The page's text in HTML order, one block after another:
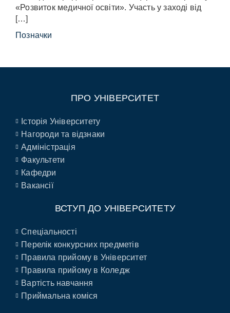
«Розвиток медичної освіти». Участь у заході від
[…]
Позначки
ПРО УНІВЕРСИТЕТ
Історія Університету
Нагороди та відзнаки
Адміністрація
Факультети
Кафедри
Вакансії
ВСТУП ДО УНІВЕРСИТЕТУ
Спеціальності
Перелік конкурсних предметів
Правила прийому в Університет
Правила прийому в Коледж
Вартість навчання
Приймальна коміся